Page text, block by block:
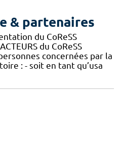
& partenaires
du CoReSS
du CoReSS
concernées par la
: - soit en tant qu’usa